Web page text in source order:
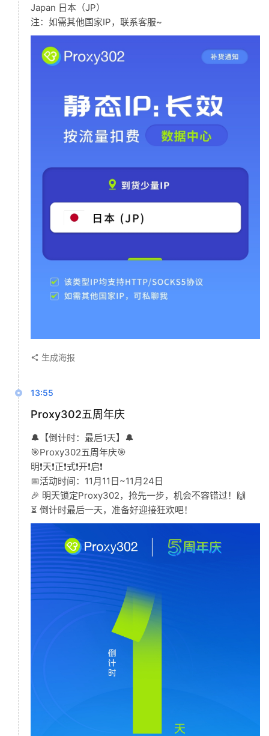
Japan 日本（JP）
注：如需其他国家IP，联系客服~
生成海报
13:55
Proxy302五周年庆
🔔【倒计时：最后1天】🔔
🎯Proxy302五周年庆🎯
明❗️天❗️正❗️式❗️开❗️启❗️
📅活动时间：11月11日~11月24日
🎉 明天锁定Proxy302，抢先一步，机会不容错过！🙌
⏳ 倒计时最后一天，准备好迎接狂欢吧！